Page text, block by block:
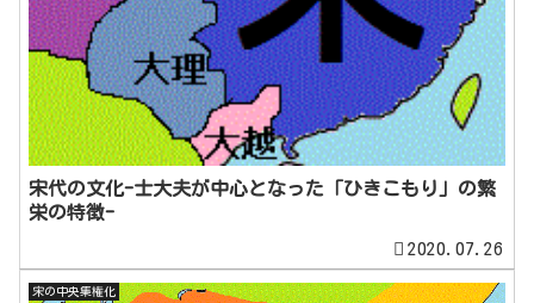
宋代の文化-士大夫が中心となった「ひきこもり」の繁
栄の特徴-
2020.07.26
宋の中央集権化